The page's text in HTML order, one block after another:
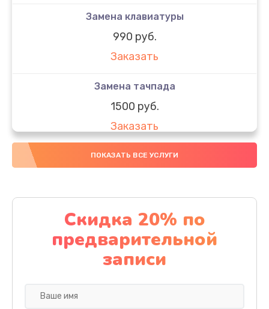
Замена клавиатуры
990 руб.
Заказать
Замена тачпада
1500 руб.
Заказать
Замена южного моста
Заказать
Чистка от пыли
1060 руб.
Заказать
ПОКАЗАТЬ ВСЕ УСЛУГИ
Скидка 20% по
предварительной
записи